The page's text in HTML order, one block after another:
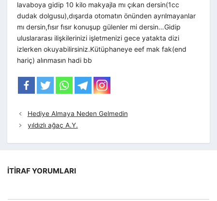
lavaboya gidip 10 kilo makyajla mı çıkan dersin(1cc
dudak dolgusu),dışarda otomatın önünden ayrılmayanlar
mı dersin,fısır fısır konuşup gülenler mi dersin…Gidip
uluslararası ilişkilerinizi işletmenizi gece yatakta dizi
izlerken okuyabilirsiniz.Kütüphaneye eef mak fak(end
hariç) alınmasın hadi bb
Hediye Almaya Neden Gelmedin
yıldızlı ağaç A.Y.
İTIRAF YORUMLARI